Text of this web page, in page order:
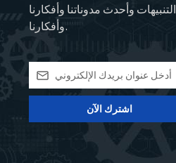
التنبيهات وأحدث مدوناتنا وأفكارنا
وأفكارنا.
اشترك الآن